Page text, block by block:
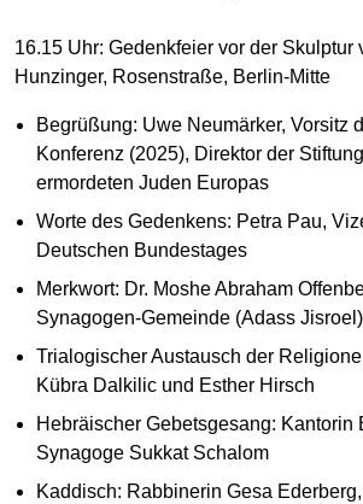
16.15 Uhr: Gedenkfeier vor der Skulptur
Hunzinger, Rosenstraße, Berlin-Mitte
Begrüßung: Uwe Neumärker, Vorsitz
Konferenz (2025), Direktor der
ermordeten Juden Europas
Worte des Gedenkens: Petra Pau,
Deutschen Bundestages
Merkwort: Dr. Moshe Abraham
Synagogen-Gemeinde (Adass
Trialogischer Austausch der
Kübra Dalkilic und Esther Hirsch
Hebräischer Gebetsgesang: Kantorin
Synagoge Sukkat Schalom
Kaddisch: Rabbinerin Gesa